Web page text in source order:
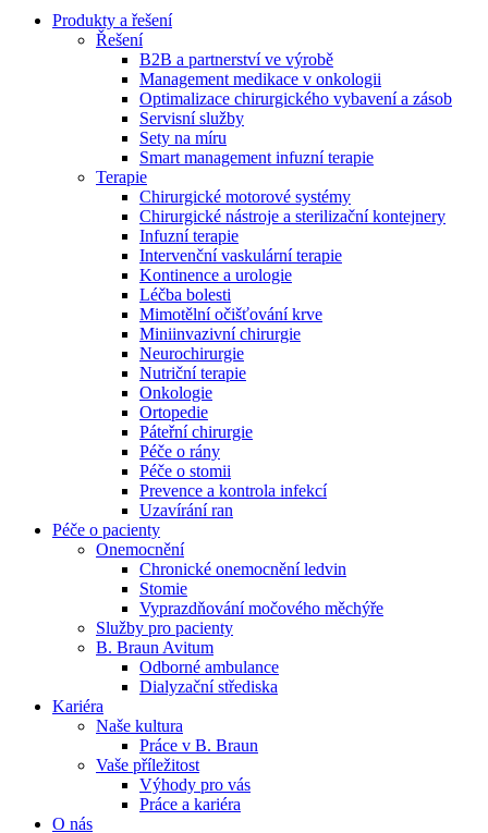
Produktový katalog​
Objevte naše produkty. Navštivte produktový katalog B.
Braun s našim kompletním produktovým portfoliem.
Odborné ambulance
Naše specializované ambulance jsou tu pro vás. Zvolte
specializaci a město, které potřebujete, a objednejte se do naší
ambulance.
Zůstaňte v dialogu s B. Braun. ​Kontaktujte nás.​
Produkty a řešení
Řešení
B2B a partnerství ve výrobě
Management medikace v onkologii
Optimalizace chirurgického vybavení a zásob
Servisní služby
Sety na míru
Smart management infuzní terapie​
Terapie
Chirurgické motorové systémy
Chirurgické nástroje a sterilizační kontejnery
Infuzní terapie
Intervenční vaskulární terapie
Kontinence a urologie
Léčba bolesti
Mimotělní očišťování krve
Miniinvazivní chirurgie
Neurochirurgie
Nutriční terapie
Onkologie
Ortopedie
Páteřní chirurgie
Péče o rány
Péče o stomii
Prevence a kontrola infekcí
Uzavírání ran
Péče o pacienty
Onemocnění
Chronické onemocnění ledvin
Stomie
Vyprazdňování močového měchýře
Služby pro pacienty
B. Braun Avitum
Odborné ambulance
Dialyzační střediska
Kariéra
Naše kultura
Práce v B. Braun
Vaše příležitost​
Výhody pro vás
Práce a kariéra
O nás